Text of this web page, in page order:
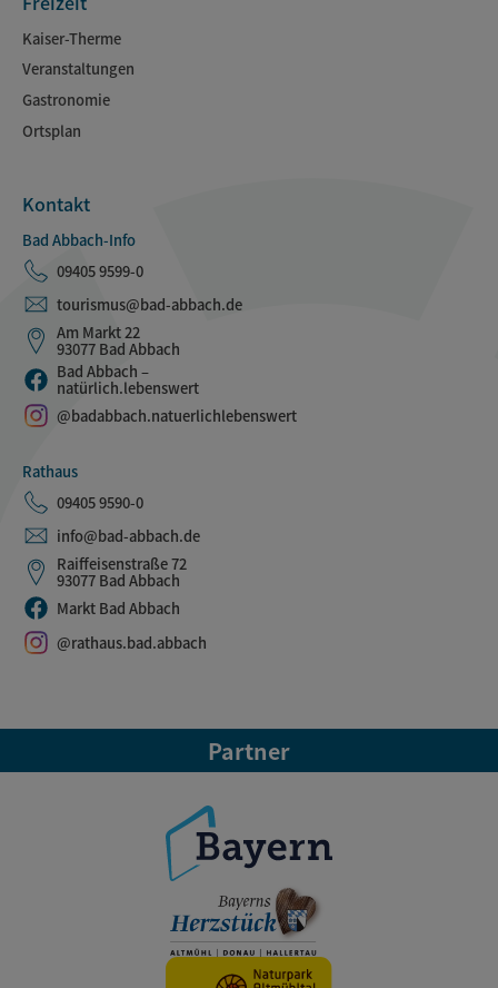
Kaiser-Therme
Veranstaltungen
Gastronomie
Ortsplan
Kontakt
Bad Abbach-Info
09405 9599-0
tourismus@bad-abbach.de
Am Markt 22
93077 Bad Abbach
Bad Abbach –
natürlich.lebenswert
@badabbach.natuerlichlebenswert
Rathaus
09405 9590-0
info@bad-abbach.de
Raiffeisenstraße 72
93077 Bad Abbach
Markt Bad Abbach
@rathaus.bad.abbach
Partner